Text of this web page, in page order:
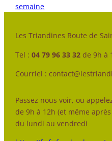
semaine
Les Triandines Route de
Tel :04 79 96 33 32 de 9h à
Courriel :
Passez nous voir, ou
de 9h à 12h (et même
du lundi au vendredi